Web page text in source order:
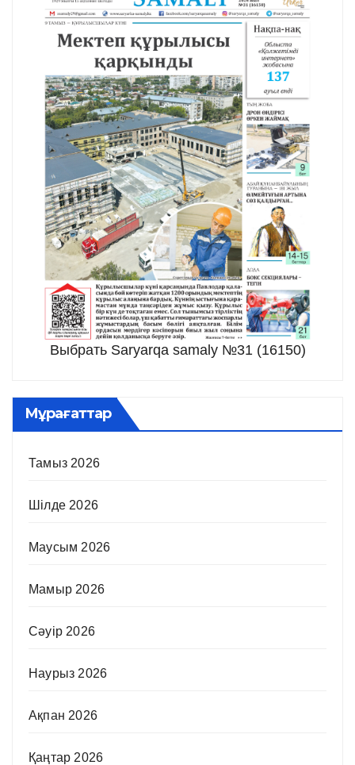
Выбрать Saryarqa samaly №31 (16150)
Мұрағаттар
Тамыз 2026
Шілде 2026
Маусым 2026
Мамыр 2026
Сәуір 2026
Наурыз 2026
Ақпан 2026
Қаңтар 2026